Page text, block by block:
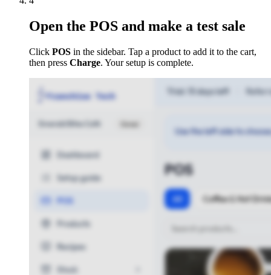
Open the POS and make a test sale
Click POS in the sidebar. Tap a product to add it to the cart,
then press Charge. Your setup is complete.